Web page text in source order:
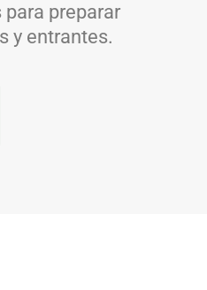
preparar
y entrantes.